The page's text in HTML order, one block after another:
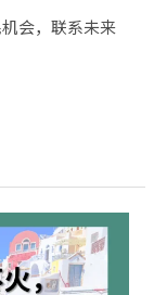
会，联系未来